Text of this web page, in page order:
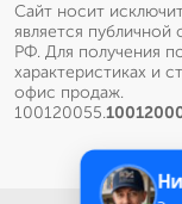
Сайт носит
является
РФ. Для получения
характеристиках и
офис продаж.
100120055.